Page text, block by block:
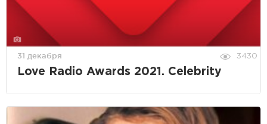
31 декабря 3430
Love Radio Awards 2021. Celebrity